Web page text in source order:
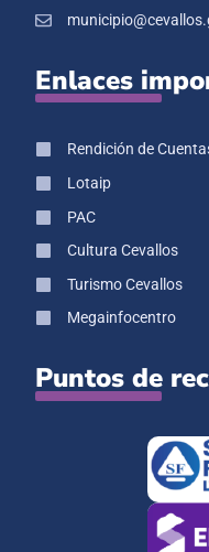
Enlaces
Rendición de
Lotaip
PAC
Cultura Cevallos
Turismo Cevallos
Megainfocentro
Puntos de